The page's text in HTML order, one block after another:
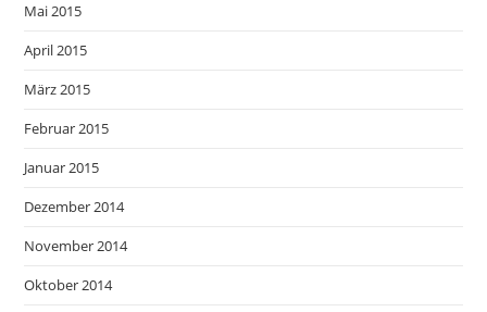
Mai 2015
April 2015
März 2015
Februar 2015
Januar 2015
Dezember 2014
November 2014
Oktober 2014